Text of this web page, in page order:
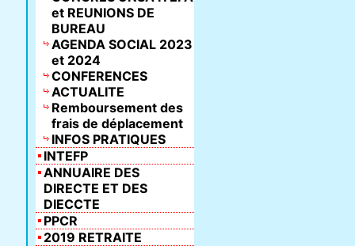
et REUNIONS DE
BUREAU
AGENDA SOCIAL 2023
et 2024
CONFERENCES
ACTUALITE
Remboursement des
frais de déplacement
INFOS PRATIQUES
INTEFP
ANNUAIRE DES
DIRECTE ET DES
DIECCTE
PPCR
2019 RETRAITE